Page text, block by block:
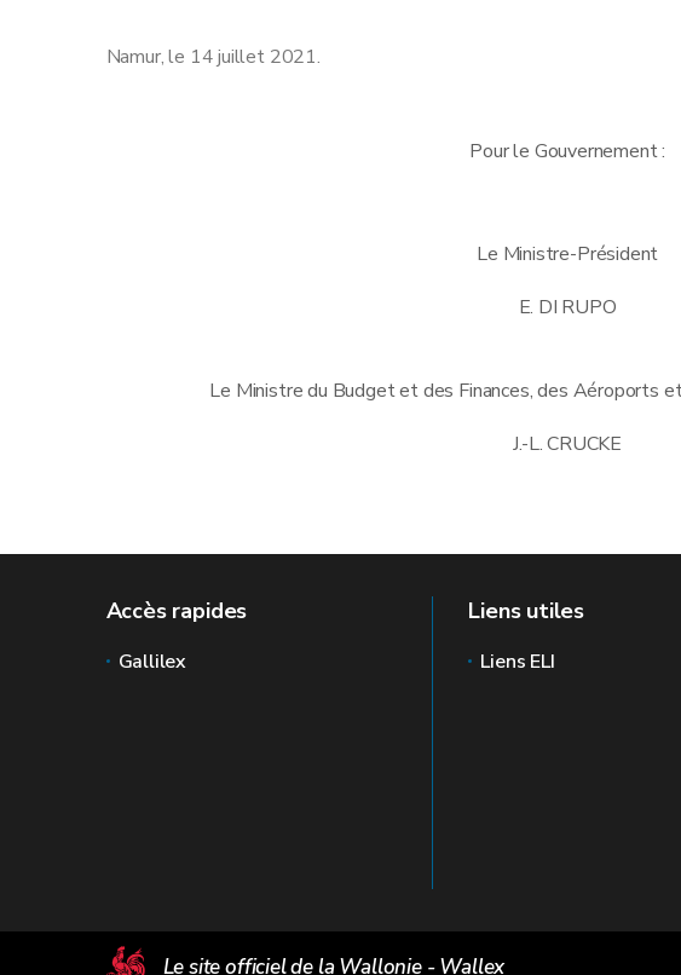
Namur, le 14 juillet 2021.
Pour le Gouvernement :
Le Ministre-Président
E. DI RUPO
Le Ministre du Budget et des Finances, des Aéroports
J.-L. CRUCKE
Accès rapides
Gallilex
Liens utiles
Liens ELI
Le site officiel de la Wallonie - Wallex